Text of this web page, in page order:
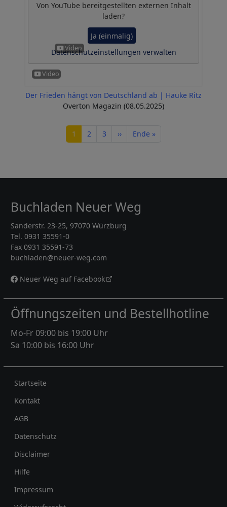
Von YouTube bereitgestellten externen Inhalt
laden?
Ja (einmalig)
Datenschutzeinstellungen verwalten
Der Frieden hängt von Deutschland ab | Hauke Ritz
Overton Magazin (08.05.2025)
Seite
1 Seite
2 Seite
3 Nächste Seite
›› Letzte Seite
Ende »
Buchladen Neuer Weg
Sanderstr. 23-25, 97070 Würzburg
Tel. 0931 35591-0
Fax 0931 35591-73
buchladen@neuer-weg.com
Neuer Weg auf Facebook
Öffnungszeiten und Bestellhotline
Mo-Fr 09:00 bis 19:00 Uhr
Sa 10:00 bis 16:00 Uhr
Rechtliches
Startseite
Kontakt
AGB
Datenschutz
Disclaimer
Hilfe
Impressum